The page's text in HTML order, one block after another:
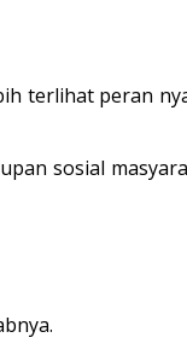
terlihat peran
sosial